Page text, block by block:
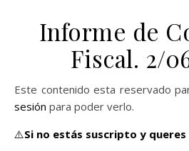
Informe de
Fiscal. 2/
Este contenido esta reservado
sesión para poder verlo.
⚠️Si no estás suscripto y queres